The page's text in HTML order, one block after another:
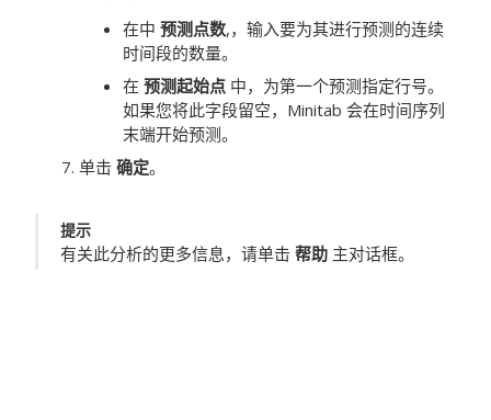
在中 预测点数,，输入要为其进行预测的连续
时间段的数量。
在 预测起始点 中，为第一个预测指定行号。
如果您将此字段留空，Minitab 会在时间序列
末端开始预测。
单击 确定。
提示
有关此分析的更多信息，请单击 帮助 主对话框。